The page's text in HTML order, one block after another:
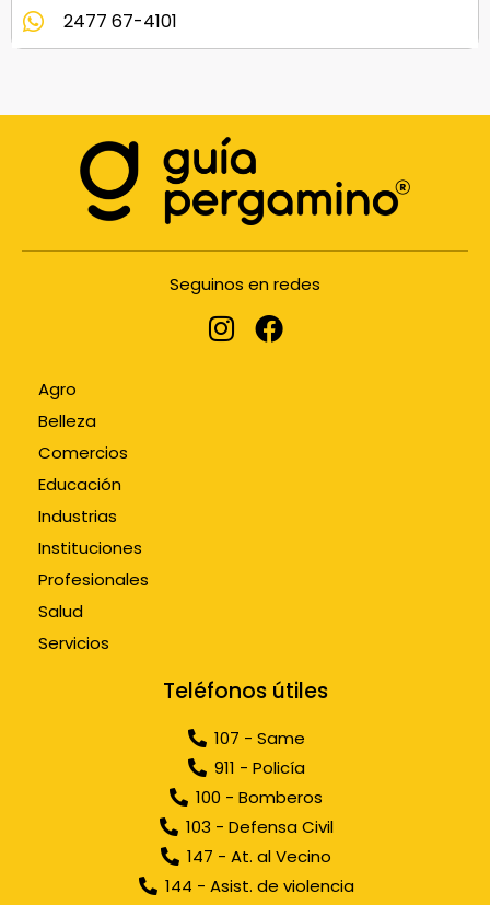
2477 67-4101
Seguinos en redes
Agro
Belleza
Comercios
Educación
Industrias
Instituciones
Profesionales
Salud
Servicios
Teléfonos útiles
107 - Same
911 - Policía
100 - Bomberos
103 - Defensa Civil
147 - At. al Vecino
144 - Asist. de violencia